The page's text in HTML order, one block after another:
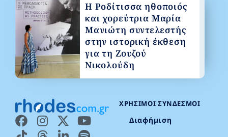
ΧΡΉΣΙΜΟΙ ΣΎΝΔΕΣΜΟΙ
Διαφήμιση
Η Ροδίτισσα ηθοποιός
και χορεύτρια Μαρία
Μανιώτη συντελεστής
στην ιστορική έκθεση
για τη Ζουζού
Νικολούδη